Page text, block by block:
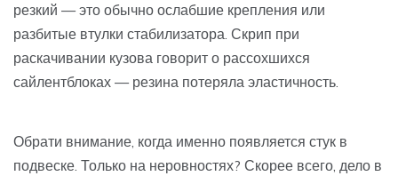
резкий — это обычно ослабшие крепления или
разбитые втулки стабилизатора. Скрип при
раскачивании кузова говорит о рассохшихся
сайлентблоках — резина потеряла эластичность.
Обрати внимание, когда именно появляется стук в
подвеске. Только на неровностях? Скорее всего, дело в